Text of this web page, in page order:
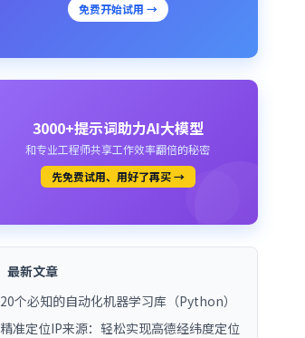
免费开始试用 →
3000+提示词助力AI大模型
和专业工程师共享工作效率翻倍的秘密
先免费试用、用好了再买 →
最新文章
20个必知的自动化机器学习库（Python）
精准定位IP来源：轻松实现高德经纬度定位